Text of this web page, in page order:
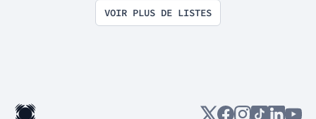
VOIR PLUS DE LISTES